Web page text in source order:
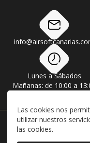
Las cookies nos
utilizar nuestros
las cookies.
Lunes a Sábados
Mañanas: de 10:00 a